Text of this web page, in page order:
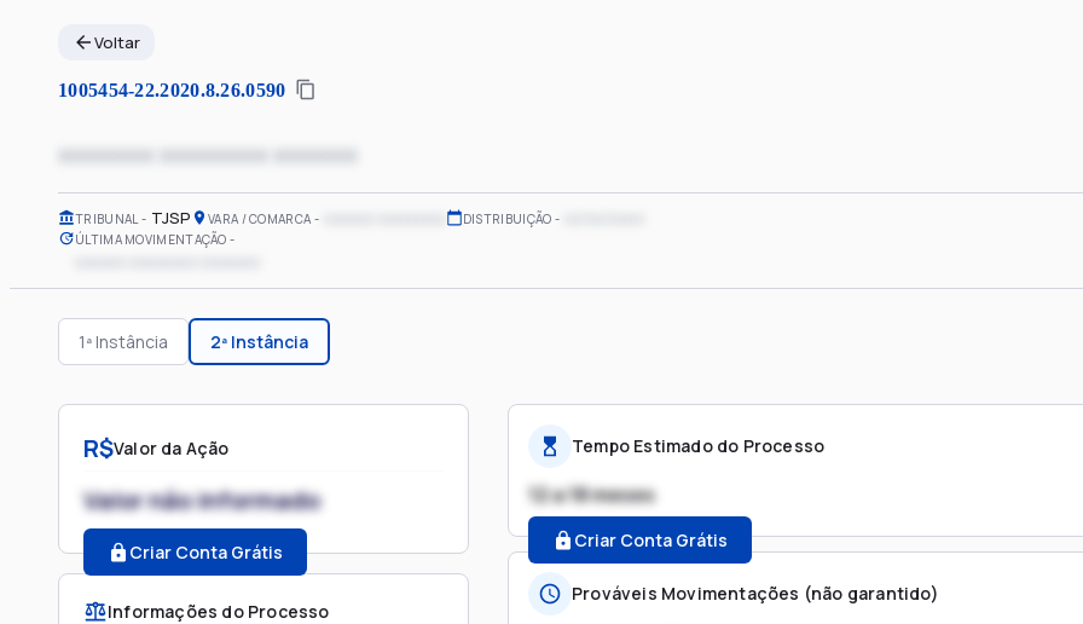
Voltar
1005454-22.2020.8.26.0590
xxxxxxxx xxxxxxxxx xxxxxxx
TRIBUNAL TJSP VARA / COMARCA DISTRIBUIÇÃO
ÚLTIMA MOVIMENTAÇÃO
1ª Instância 2ª Instância
R$Valor da Ação
Valor não informado
Criar Conta Grátis
Informações do Processo
Tempo Estimado do Processo
12 a 18 meses
Criar Conta Grátis
Prováveis Movimentações (não garantido)